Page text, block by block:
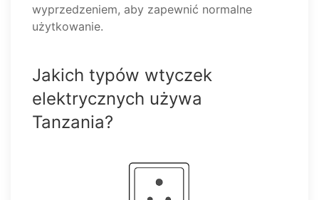
wyprzedzeniem, aby zapewnić normalne
użytkowanie.
Jakich typów wtyczek
elektrycznych używa
Tanzania?